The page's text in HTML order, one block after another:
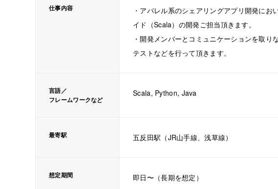
仕事内容
・アパレル系のシェアリングアプリ開発にお
イド（Scala）の開発ご担当頂きます。
・開発メンバーとコミュニケーションを取り
テストなどを行って頂きます。
言語／
フレームワークなど
Scala, Python, Java
最寄駅 五反田駅（JR山手線、浅草線）
想定期間 即日〜（長期を想定）